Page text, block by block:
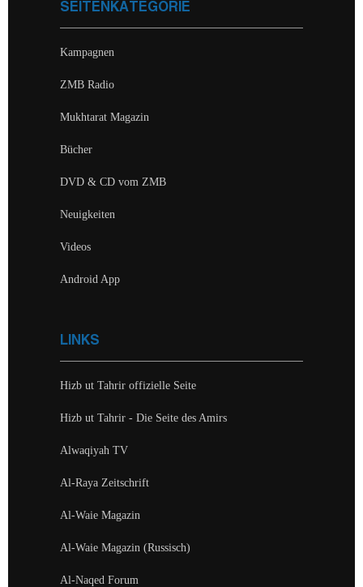
SEITENKATEGORIE
Kampagnen
ZMB Radio
Mukhtarat Magazin
Bücher
DVD & CD vom ZMB
Neuigkeiten
Videos
Android App
LINKS
Hizb ut Tahrir offizielle Seite
Hizb ut Tahrir - Die Seite des Amirs
Alwaqiyah TV
Al-Raya Zeitschrift
Al-Waie Magazin
Al-Waie Magazin (Russisch)
Al-Naqed Forum